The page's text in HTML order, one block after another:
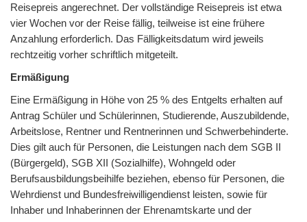
Reisepreis angerechnet. Der vollständige Reisepreis ist etwa
vier Wochen vor der Reise fällig, teilweise ist eine frühere
Anzahlung erforderlich. Das Fälligkeitsdatum wird jeweils
rechtzeitig vorher schriftlich mitgeteilt.
Ermäßigung
Eine Ermäßigung in Höhe von 25 % des Entgelts erhalten auf
Antrag Schüler und Schülerinnen, Studierende, Auszubildende,
Arbeitslose, Rentner und Rentnerinnen und Schwerbehinderte.
Dies gilt auch für Personen, die Leistungen nach dem SGB II
(Bürgergeld), SGB XII (Sozialhilfe), Wohngeld oder
Berufsausbildungsbeihilfe beziehen, ebenso für Personen, die
Wehrdienst und Bundesfreiwilligendienst leisten, sowie für
Inhaber und Inhaberinnen der Ehrenamtskarte und der